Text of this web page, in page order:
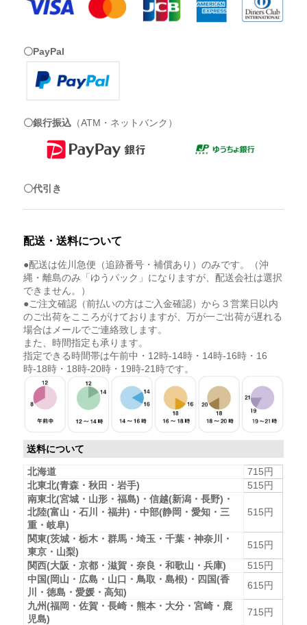
〇PayPal
〇銀行振込 （ATM・ネットバンク）
〇代引き
配送・送料について
●配送は佐川急便（追跡番号・補償あり）のみです。（沖
縄・離島のみ「ゆうパック」になりますが、配送会社は選択
できません。）
●ご注文確認（前払いの方はご入金確認）から３営業日以内
のご出荷をこころがけておりますが、万が一ご出荷が遅れる
場合はメールでご連絡致します。
また、時間指定も承ります。
指定できる時間帯は午前中・12時-14時・14時-16時・16
時-18時・18時-20時・19時-21時です。
送料について
北海道
715円
北東北(青森・秋田・岩手)
515円
南東北(宮城・山形・福島)・信越(新潟・長野)・
北陸(富山・石川・福井)・中部(静岡・愛知・三
重・岐阜)
515円
関東(茨城・栃木・群馬・埼玉・千葉・神奈川・
東京・山梨)
515円
関西(大阪・京都・滋賀・奈良・和歌山・兵庫)
515円
中国(岡山・広島・山口・鳥取・島根)・四国(香
川・徳島・愛媛・高知)
615円
九州(福岡・佐賀・長崎・熊本・大分・宮崎・鹿
児島)
715円